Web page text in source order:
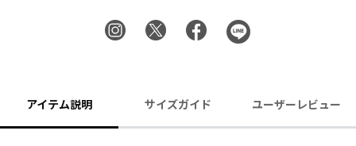
アイテム説明 サイズガイド ユーザーレビュー